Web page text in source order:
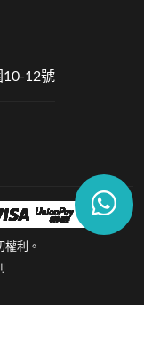
10-12號
權利。